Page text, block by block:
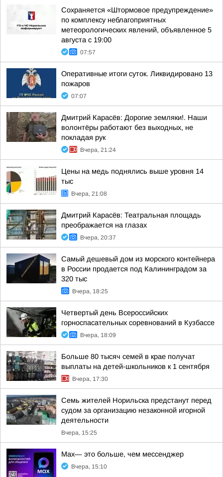
Сохраняется «Штормовое предупреждение»
по комплексу неблагоприятных
метеорологических явлений, объявленное 5
августа с 19:00
07:57
Оперативные итоги суток. Ликвидировано 13
пожаров
07:07
Дмитрий Карасёв: Дорогие земляки!. Наши
волонтёры работают без выходных, не
покладая рук
Вчера, 21:24
Цены на медь поднялись выше уровня 14
тыс
Вчера, 21:08
Дмитрий Карасёв: Театральная площадь
преображается на глазах
Вчера, 20:37
Самый дешевый дом из морского контейнера
в России продается под Калининградом за
320 тыс
Вчера, 18:25
Четвертый день Всероссийских
горноспасательных соревнований в Кузбассе
Вчера, 18:09
Больше 80 тысяч семей в крае получат
выплаты на детей-школьников к 1 сентября
Вчера, 17:30
Семь жителей Норильска предстанут перед
судом за организацию незаконной игорной
деятельности
Вчера, 15:25
Max— это больше, чем мессенджер
Вчера, 15:10